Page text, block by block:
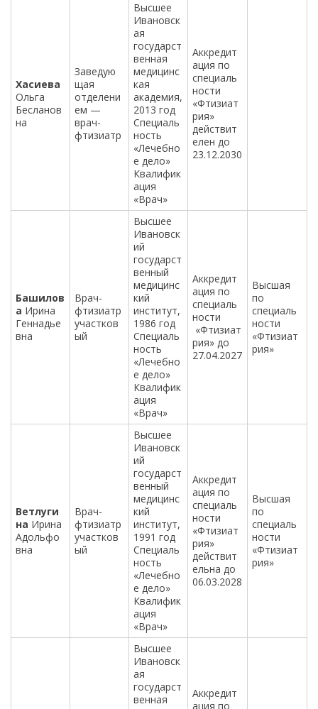
Хасиева
Ольга
Бесланов
на
Заведую
щая
отделени
ем —
врач-
фтизиатр
Высшее
Ивановск
ая
государст
венная
медицинс
кая
академия,
2013 год
Специаль
ность
«Лечебно
е дело»
Квалифик
ация
«Врач»
Аккредит
ация по
специаль
ности
«Фтизиат
рия»
действит
елен до
23.12.2030
Башилов
а Ирина
Геннадье
вна
Врач-
фтизиатр
участков
ый
Высшее
Ивановск
ий
государст
венный
медицинс
кий
институт,
1986 год
Специаль
ность
«Лечебно
е дело»
Квалифик
ация
«Врач»
Аккредит
ация по
специаль
ности
«Фтизиат
рия» до
27.04.2027
Высшая
по
специаль
ности
«Фтизиат
рия»
Ветлуги
на Ирина
Адольфо
вна
Врач-
фтизиатр
участков
ый
Высшее
Ивановск
ий
государст
венный
медицинс
кий
институт,
1991 год
Специаль
ность
«Лечебно
е дело»
Квалифик
ация
«Врач»
Аккредит
ация по
специаль
ности
«Фтизиат
рия»
действит
ельна до
06.03.2028
Высшая
по
специаль
ности
«Фтизиат
рия»
Высшее
Ивановск
ая
государст
венная
Аккредит
ация по